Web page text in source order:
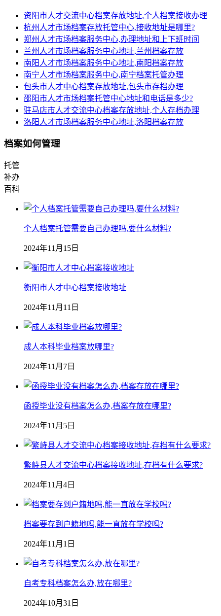
资阳市人才交流中心档案存放地址,个人档案接收办理
杭州人才市场档案存放托管中心,接收地址是哪里?
郑州人才市场档案服务中心,办理地址和上下班时间
兰州人才市场档案服务中心地址,兰州档案存放
南阳人才市场档案服务中心地址,南阳档案存放
南宁人才市场档案服务中心,南宁档案托管办理
包头市人才中心档案存放地址,包头市存档办理
邵阳市人才市场档案托管中心地址和电话是多少?
驻马店市人才交流中心档案存放地址,个人存档办理
洛阳人才市场档案服务中心地址,洛阳档案存放
档案如何管理
托管
补办
百科
个人档案托管需要自己办理吗,要什么材料?
2024年11月15日
衡阳市人才中心档案接收地址
2024年11月11日
成人本科毕业档案放哪里?
2024年11月7日
函授毕业没有档案怎么办,档案存放在哪里?
2024年11月5日
繁峙县人才交流中心档案接收地址,存档有什么要求?
2024年11月4日
档案要存到户籍地吗,能一直放在学校吗?
2024年11月1日
自考专科档案怎么办,放在哪里?
2024年10月31日